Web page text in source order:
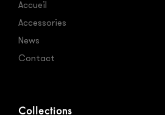
Accueil
Accessories
News
Contact
Collections